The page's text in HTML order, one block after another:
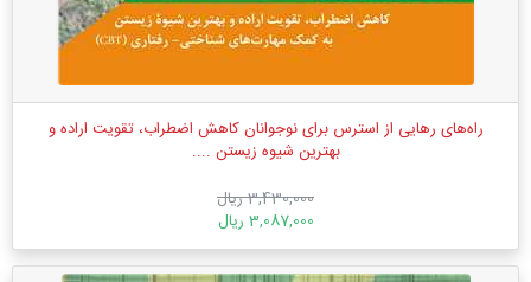
راه‌های رهایی از استرس برای نوجوانان کاهش اضطراب، تقویت اراده و
بهترین شیوه زیستن ....
3,430,000 ریال
3,087,000 ریال